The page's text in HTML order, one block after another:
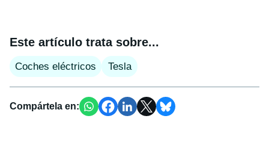
Este artículo trata sobre...
Coches eléctricos Tesla
Compártela en: